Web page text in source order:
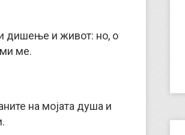
и дишење и живот: но, о
ме.
на мојата душа и